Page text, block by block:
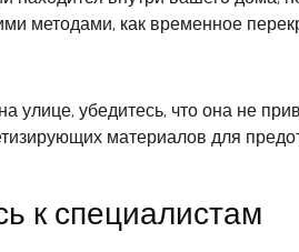
методами, как временное
улице, убедитесь, что она не
материалов для
к специалистам